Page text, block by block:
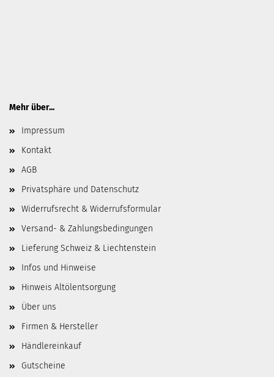
Mehr über...
Impressum
Kontakt
AGB
Privatsphäre und Datenschutz
Widerrufsrecht & Widerrufsformular
Versand- & Zahlungsbedingungen
Lieferung Schweiz & Liechtenstein
Infos und Hinweise
Hinweis Altölentsorgung
Über uns
Firmen & Hersteller
Händlereinkauf
Gutscheine